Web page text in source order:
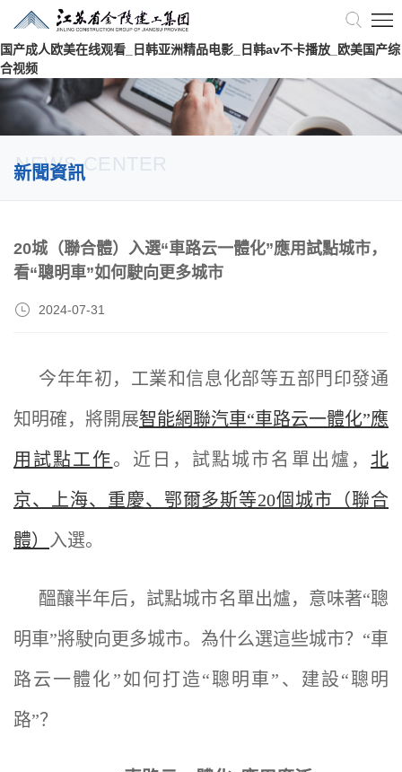
国产成人欧美在线观看_日韩亚洲精品电影_日韩av不卡播放_欧美国产综
合视频
NEWS CENTER
新聞資訊
20城（聯合體）入選“車路云一體化”應用試點城市，
看“聰明車”如何駛向更多城市
2024-07-31
今年年初，工業和信息化部等五部門印發通
知明確，將開展智能網聯汽車“車路云一體化”應
用試點工作。近日，試點城市名單出爐，北
京、上海、重慶、鄂爾多斯等20個城市（聯合
體） 入選。
醞釀半年后，試點城市名單出爐，意味著“聰
明車”將駛向更多城市。為什么選這些城市？“車
路云一體化”如何打造“聰明車”、建設“聰明
路”？